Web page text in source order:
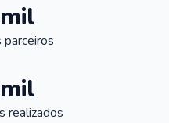
realizados